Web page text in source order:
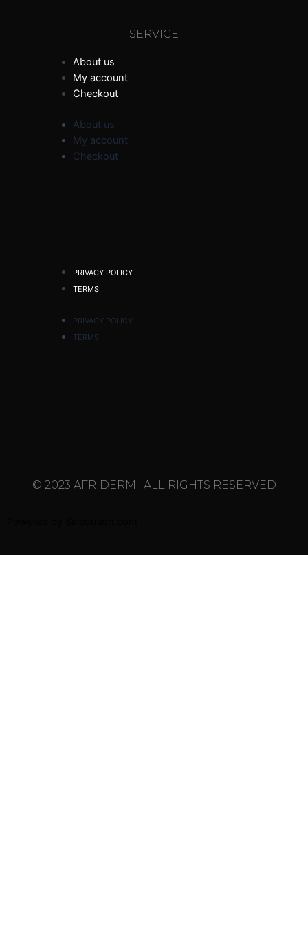
SERVICE
About us
My account
Checkout
About us
My account
Checkout
PRIVACY POLICY
TERMS
PRIVACY POLICY
TERMS
© 2023 AFRIDERM . ALL RIGHTS RESERVED